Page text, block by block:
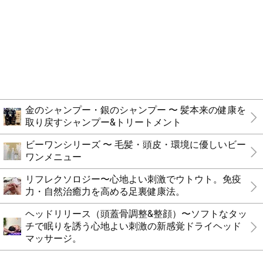
金のシャンプー・銀のシャンプー 〜 髪本来の健康を
取り戻すシャンプー&トリートメント
ビーワンシリーズ 〜 毛髪・頭皮・環境に優しいビー
ワンメニュー
リフレクソロジー〜心地よい刺激でウトウト。免疫
力・自然治癒力を高める足裏健康法。
ヘッドリリース（頭蓋骨調整&整顔）〜ソフトなタッ
チで眠りを誘う心地よい刺激の新感覚ドライヘッド
マッサージ。